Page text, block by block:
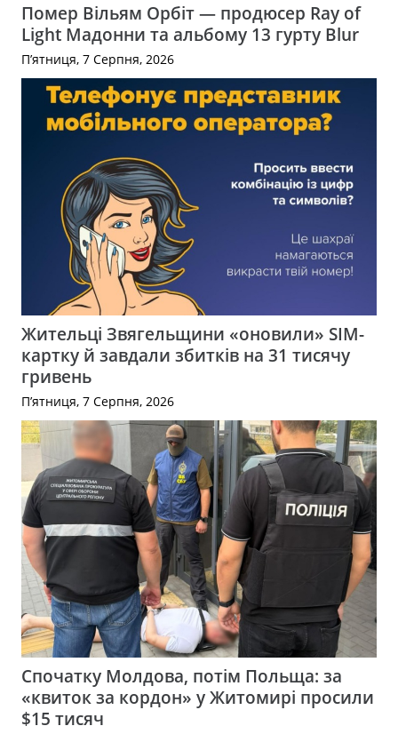
Помер Вільям Орбіт — продюсер Ray of
Light Мадонни та альбому 13 гурту Blur
П’ятниця, 7 Серпня, 2026
Жительці Звягельщини «оновили» SIM-
картку й завдали збитків на 31 тисячу
гривень
П’ятниця, 7 Серпня, 2026
Спочатку Молдова, потім Польща: за
«квиток за кордон» у Житомирі просили
$15 тисяч